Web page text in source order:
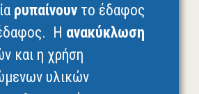
ρυπαίνουν το έδαφος
Η ανακύκλωση
και η χρήση
υλικών